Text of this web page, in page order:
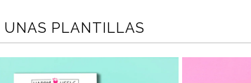
UNAS PLANTILLAS